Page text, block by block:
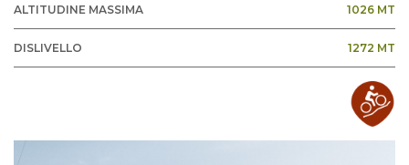
ALTITUDINE MASSIMA 1026 MT
DISLIVELLO 1272 MT